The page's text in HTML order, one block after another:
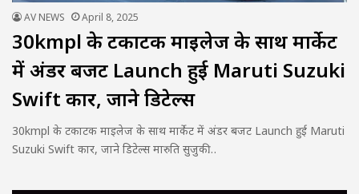
AV NEWS April 8, 2025
30kmpl के टकाटक माइलेज के साथ मार्केट
में अंडर बजट Launch हुई Maruti Suzuki
Swift कार, जाने डिटेल्स
30kmpl के टकाटक माइलेज के साथ मार्केट में अंडर बजट Launch हुई Maruti
Suzuki Swift कार, जाने डिटेल्स मारुति सुजुकी…